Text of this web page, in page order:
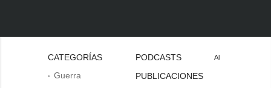
CATEGORÍAS
Guerra
PODCASTS
PUBLICACIONES
Al